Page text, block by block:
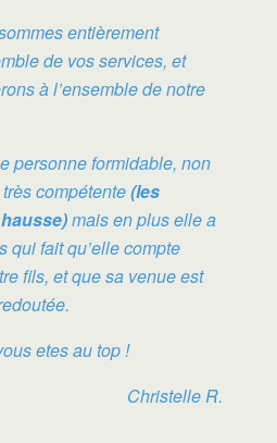
entièrement
de vos services, et
à l’ensemble de notre
personne formidable, non
compétente(les
mais en plus elle a
qui fait qu’elle compte
fils, et que sa venue est
etes au top !
Christelle R.